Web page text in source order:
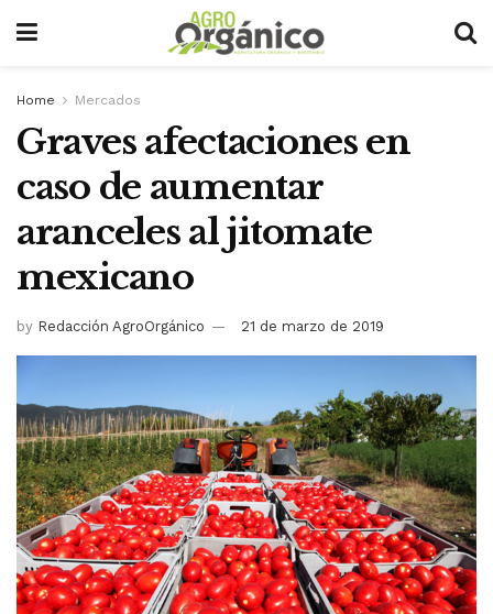
Home Mercados
Graves afectaciones en
caso de aumentar
aranceles al jitomate
mexicano
by Redacción AgroOrgánico 21 de marzo de 2019